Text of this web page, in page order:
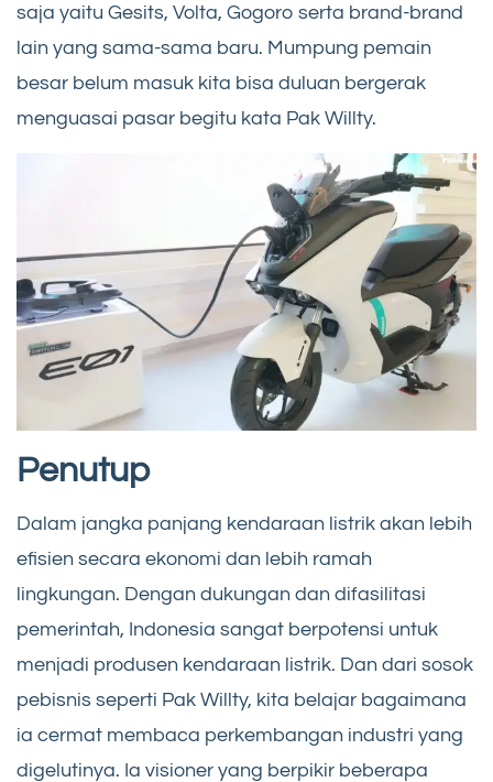
saja yaitu Gesits, Volta, Gogoro serta brand-brand
lain yang sama-sama baru. Mumpung pemain
besar belum masuk kita bisa duluan bergerak
menguasai pasar begitu kata Pak Willty.
Penutup
Dalam jangka panjang kendaraan listrik akan lebih
efisien secara ekonomi dan lebih ramah
lingkungan. Dengan dukungan dan difasilitasi
pemerintah, Indonesia sangat berpotensi untuk
menjadi produsen kendaraan listrik. Dan dari sosok
pebisnis seperti Pak Willty, kita belajar bagaimana
ia cermat membaca perkembangan industri yang
digelutinya. Ia visioner yang berpikir beberapa